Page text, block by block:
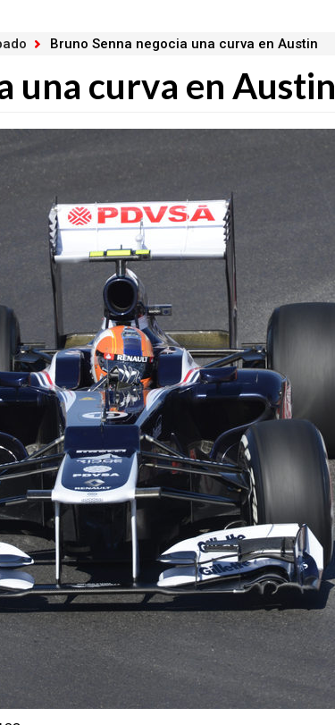
Bruno Senna negocia una curva en Austin
una curva en Austin